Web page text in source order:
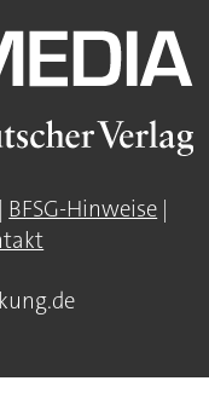
| BFSG-Hinweise |